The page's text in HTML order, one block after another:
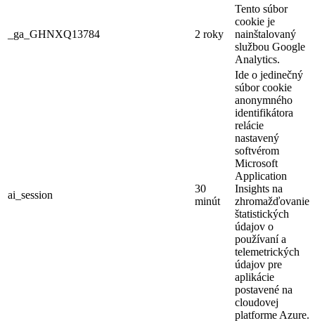
_ga_GHNXQ13784 2 roky
Tento súbor
cookie je
nainštalovaný
službou Google
Analytics.
ai_session
30
minút
Ide o jedinečný
súbor cookie
anonymného
identifikátora
relácie
nastavený
softvérom
Microsoft
Application
Insights na
zhromažďovanie
štatistických
údajov o
používaní a
telemetrických
údajov pre
aplikácie
postavené na
cloudovej
platforme Azure.